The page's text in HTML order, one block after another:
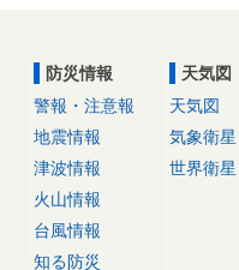
防災情報
警報・注意報
地震情報
津波情報
火山情報
台風情報
知る防災
天気図
天気図
気象衛星
世界衛星